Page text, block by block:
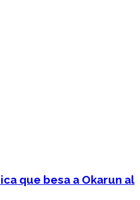
que besa a Okarun al